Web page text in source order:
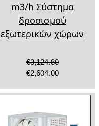
m3/h Σύστημα
δροσισμού
εξωτερικών χώρων
€3,124.80
€2,604.00